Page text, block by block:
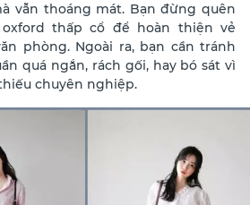
vẫn thoáng mát. Bạn đừng quên
thấp cổ để hoàn thiện vẻ
phòng. Ngoài ra, bạn cần tránh
quá ngắn, rách gối, hay bó sát vì
chuyên nghiệp.